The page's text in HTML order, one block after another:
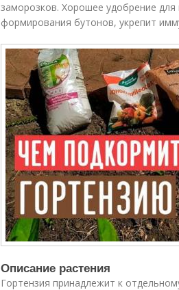
заморозков. Хорошее удобрение
формирования бутонов, укрепит
Описание растения
Гортензия принадлежит к